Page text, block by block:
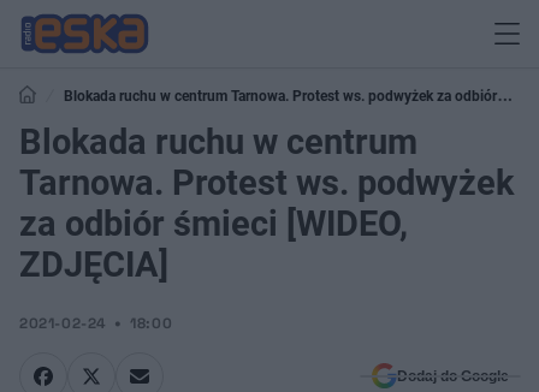
Blokada ruchu w centrum Tarnowa. Protest ws. podwyżek za odbiór
śmieci [WIDEO, ZDJĘCIA]
Blokada ruchu w centrum
Tarnowa. Protest ws. podwyżek
za odbiór śmieci [WIDEO,
ZDJĘCIA]
2021-02-24 18:00
Dodaj do Google